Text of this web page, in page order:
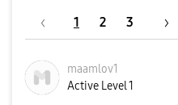
1 2 3
maamlov1
Active Level 1